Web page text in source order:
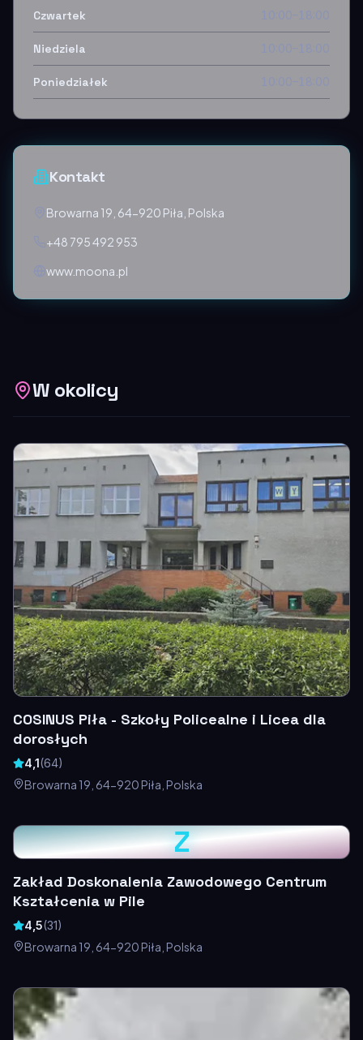
Czwartek
Niedziela
Poniedziałek
Kontakt
Browarna 19, 64-920 Piła, Polska
+48 795 492 953
www.moona.pl
W okolicy
COSINUS Piła - Szkoły Policealne i Licea dla
dorosłych
4,1(64)
Browarna 19, 64-920 Piła, Polska
Z
Zakład Doskonalenia Zawodowego Centrum
Kształcenia w Pile
4,5(31)
Browarna 19, 64-920 Piła, Polska